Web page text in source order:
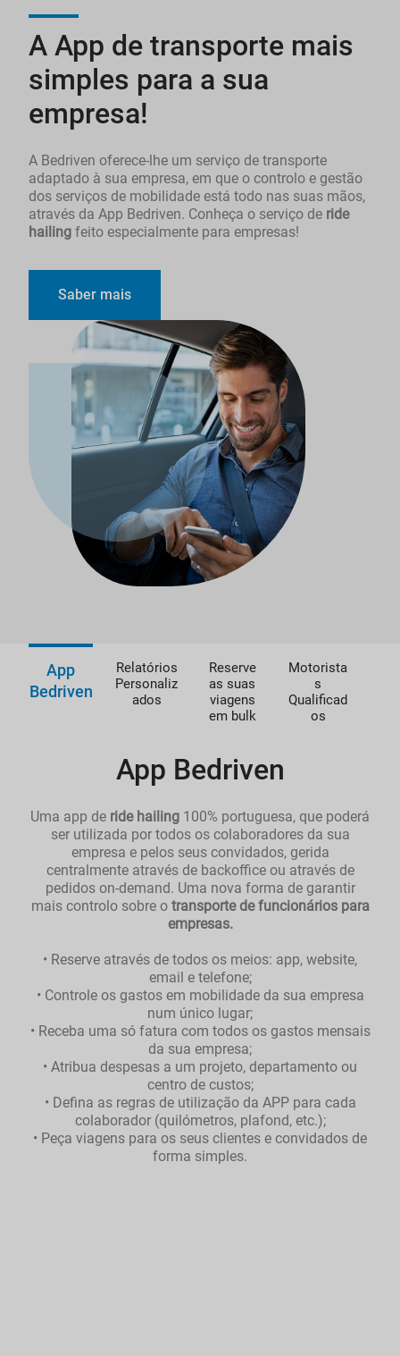
A App de transporte mais
simples para a sua
empresa!
A Bedriven oferece-lhe um serviço de transporte
adaptado à sua empresa, em que o controlo e gestão
dos serviços de mobilidade está todo nas suas mãos,
através da App Bedriven. Conheça o serviço de ride
hailing feito especialmente para empresas!
Saber mais
App
Bedriven
Relatórios
Personaliz
ados
Reserve
as suas
viagens
em bulk
Motorista
s
Qualificad
os
App Bedriven
Uma app de ride hailing 100% portuguesa, que poderá
ser utilizada por todos os colaboradores da sua
empresa e pelos seus convidados, gerida
centralmente através de backoffice ou através de
pedidos on-demand. Uma nova forma de garantir
mais controlo sobre o transporte de funcionários para
empresas.
• Reserve através de todos os meios: app, website,
email e telefone;
• Controle os gastos em mobilidade da sua empresa
num único lugar;
• Receba uma só fatura com todos os gastos mensais
da sua empresa;
• Atribua despesas a um projeto, departamento ou
centro de custos;
• Defina as regras de utilização da APP para cada
colaborador (quilómetros, plafond, etc.);
• Peça viagens para os seus clientes e convidados de
forma simples.